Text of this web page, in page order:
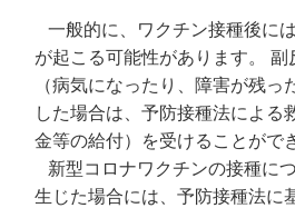
一般的に、ワクチン接種後に
が起こる可能性があります。
（病気になったり、障害が残っ
した場合は、予防接種法による
金等の給付）を受けることがで
新型コロナワクチンの接種に
生じた場合には、予防接種法に